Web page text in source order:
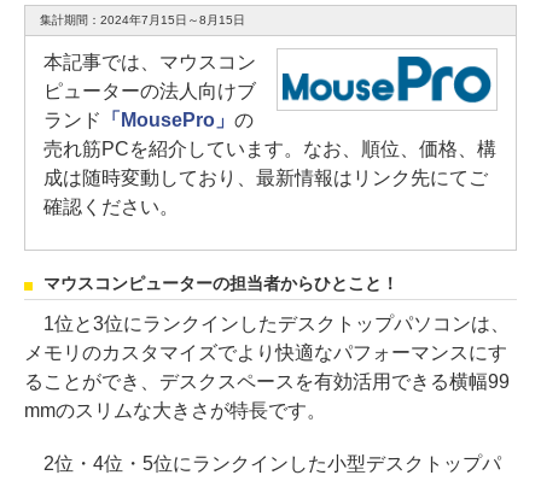
集計期間：2024年7月15日～8月15日
本記事では、マウスコン
ピューターの法人向けブ
ランド
「MousePro」 の
売れ筋PCを紹介しています。なお、順位、価格、構
成は随時変動しており、最新情報はリンク先にてご
確認ください。
マウスコンピューターの担当者からひとこと！
1位と3位にランクインしたデスクトップパソコンは、
メモリのカスタマイズでより快適なパフォーマンスにす
ることができ、デスクスペースを有効活用できる横幅99
mmのスリムな大きさが特長です。
2位・4位・5位にランクインした小型デスクトップパ